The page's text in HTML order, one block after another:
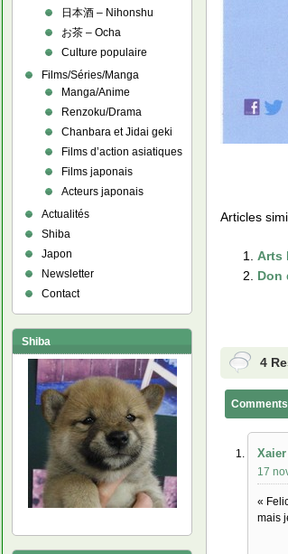
Articles
Arts
Don
4
Xaier
17
«
mais
日本酒 – Nihonshu
お茶 – Ocha
Culture populaire
Films/Séries/Manga
Manga/Anime
Renzoku/Drama
Chanbara et Jidai geki
Films d’action asiatiques
Films japonais
Acteurs japonais
Actualités
Shiba
Japon
Newsletter
Contact
Shiba